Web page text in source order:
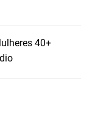
40+